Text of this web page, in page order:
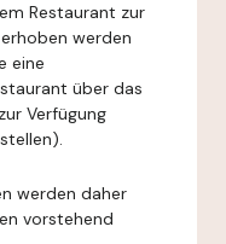
Restaurant zur
werden
eine
über das
Verfügung
werden daher
vorstehend